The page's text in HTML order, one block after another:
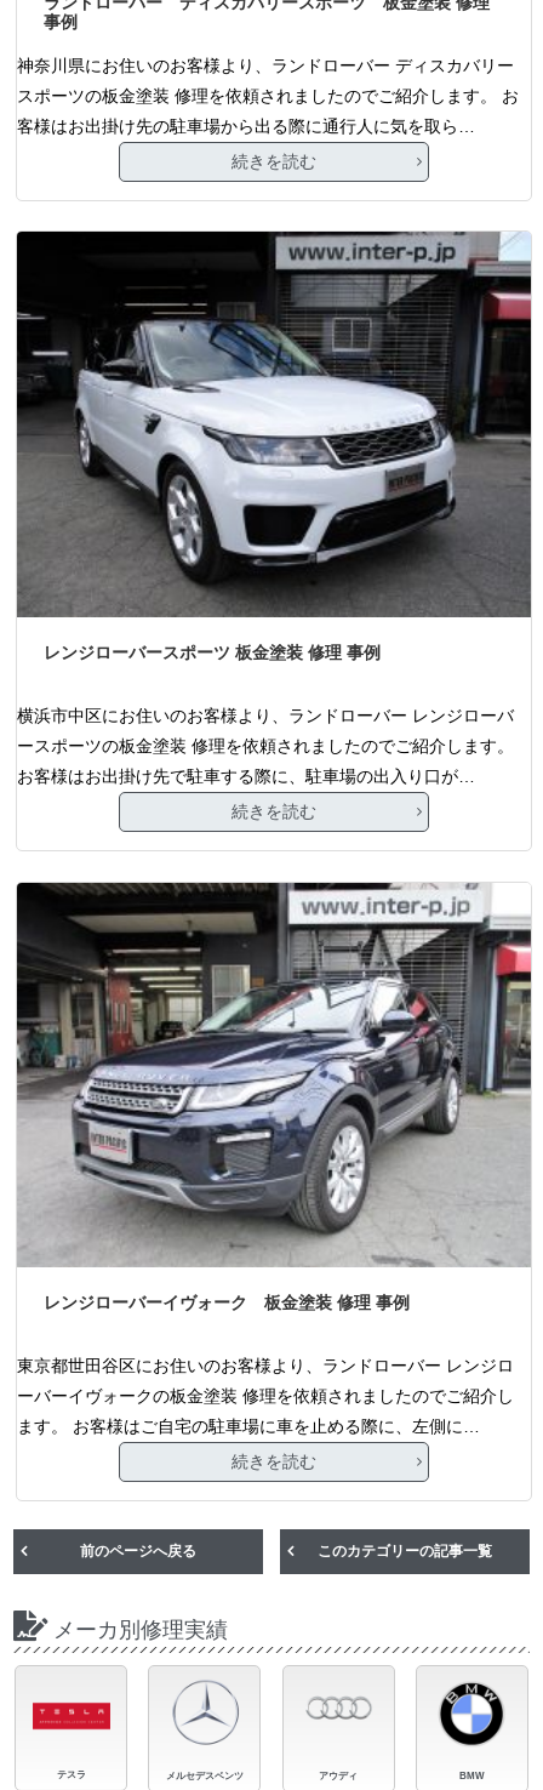
事例
神奈川県にお住いのお客様より、ランドローバー ディスカバリー
スポーツの板金塗装 修理を依頼されましたのでご紹介します。 お
客様はお出掛け先の駐車場から出る際に通行人に気を取ら…
続きを読む
レンジローバースポーツ 板金塗装 修理 事例
横浜市中区にお住いのお客様より、ランドローバー レンジローバ
ースポーツの板金塗装 修理を依頼されましたのでご紹介します。
お客様はお出掛け先で駐車する際に、駐車場の出入り口が…
続きを読む
レンジローバーイヴォーク 板金塗装 修理 事例
東京都世田谷区にお住いのお客様より、ランドローバー レンジロ
ーバーイヴォークの板金塗装 修理を依頼されましたのでご紹介し
ます。 お客様はご自宅の駐車場に車を止める際に、左側に…
続きを読む
前のページへ戻る このカテゴリーの記事一覧
メーカ別修理実績
テスラ メルセデスベンツ アウディ BMW